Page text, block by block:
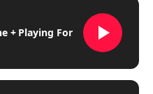
+ Playing For